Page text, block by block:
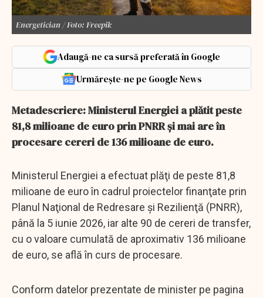
Energetician / Foto: Freepik
Adaugă-ne ca sursă preferată în Google
Urmărește-ne pe Google News
Metadescriere: Ministerul Energiei a plătit peste
81,8 milioane de euro prin PNRR și mai are în
procesare cereri de 136 milioane de euro.
Ministerul Energiei a efectuat plăţi de peste 81,8
milioane de euro în cadrul proiectelor finanţate prin
Planul Naţional de Redresare şi Rezilienţă (PNRR),
până la 5 iunie 2026, iar alte 90 de cereri de transfer,
cu o valoare cumulată de aproximativ 136 milioane
de euro, se află în curs de procesare.
Conform datelor prezentate de minister pe pagina